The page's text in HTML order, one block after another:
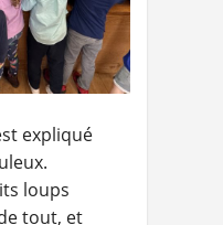
expliqué
loups
tout, et